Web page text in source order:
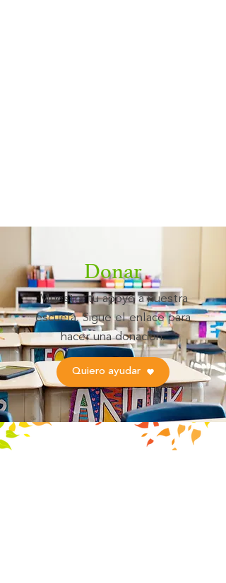
Donar
Muestra tu apoyo a nuestra
escuela. Sigue el enlace para
hacer una donación.
Quiero ayudar